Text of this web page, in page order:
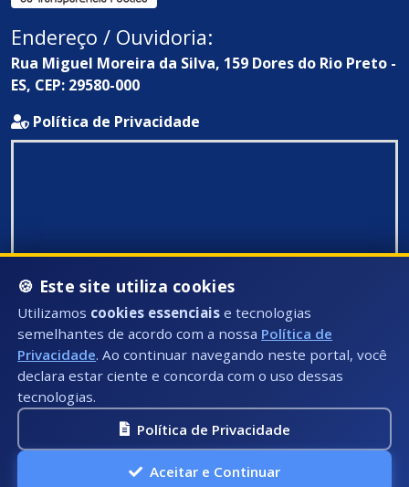
Endereço / Ouvidoria:
Rua Miguel Moreira da Silva, 159 Dores do Rio Preto -
ES, CEP: 29580-000
Política de Privacidade
Todos Direitos Reservados ©: 2026
🍪 Este site utiliza cookies
Utilizamos cookies essenciais e tecnologias
semelhantes de acordo com a nossa Política de
Privacidade. Ao continuar navegando neste portal, você
declara estar ciente e concorda com o uso dessas
tecnologias.
Política de Privacidade
Aceitar e Continuar